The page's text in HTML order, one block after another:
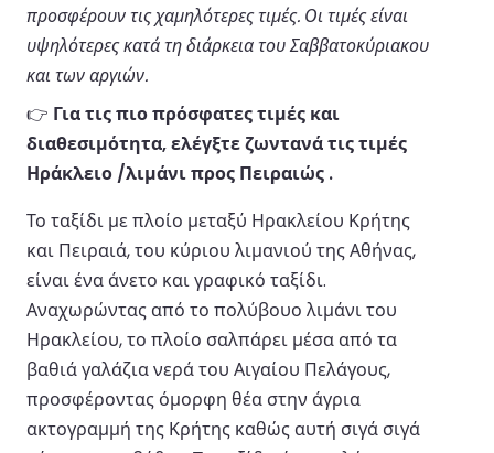
προσφέρουν τις χαμηλότερες τιμές. Οι τιμές είναι
υψηλότερες κατά τη διάρκεια του Σαββατοκύριακου
και των αργιών.
👉 Για τις πιο πρόσφατες τιμές και
διαθεσιμότητα, ελέγξτε ζωντανά τις τιμές
Ηράκλειο /λιμάνι προς Πειραιώς .
Το ταξίδι με πλοίο μεταξύ Ηρακλείου Κρήτης
και Πειραιά, του κύριου λιμανιού της Αθήνας,
είναι ένα άνετο και γραφικό ταξίδι.
Αναχωρώντας από το πολύβουο λιμάνι του
Ηρακλείου, το πλοίο σαλπάρει μέσα από τα
βαθιά γαλάζια νερά του Αιγαίου Πελάγους,
προσφέροντας όμορφη θέα στην άγρια
ακτογραμμή της Κρήτης καθώς αυτή σιγά σιγά